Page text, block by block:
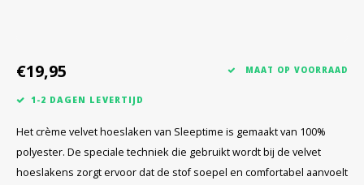
€19,95 MAAT OP VOORRAAD
1-2 DAGEN LEVERTIJD
Het crème velvet hoeslaken van Sleeptime is gemaakt van 100%
polyester. De speciale techniek die gebruikt wordt bij de velvet
hoeslakens zorgt ervoor dat de stof soepel en comfortabel aanvoelt